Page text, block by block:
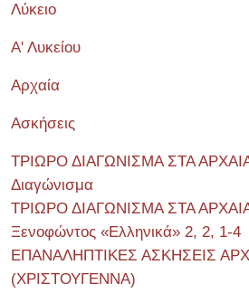
Λύκειο
Α' Λυκείου
Αρχαία
Ασκήσεις
ΤΡΙΩΡΟ ΔΙΑΓΩΝΙΣΜΑ ΣΤΑ
Διαγώνισμα
ΤΡΙΩΡΟ ΔΙΑΓΩΝΙΣΜΑ ΣΤΑ
Ξενοφώντος «Ελληνικά» 2, 2, 1-4
ΕΠΑΝΑΛΗΠΤΙΚΕΣ ΑΣΚΗΣΕΙΣ
(ΧΡΙΣΤΟΥΓΕΝΝΑ)